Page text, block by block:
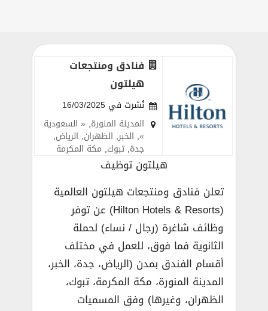
فنادق ومنتجعات
هيلتون
نُشرت في 16/03/2025
المدينة المنورة, « السعودية
»
, الخبر, الظهران, الرياض,
جدة,تبوك, مكة المكرمة
هيلتون توظيف
تعلن فنادق ومنتجعات هيلتون العالمية
(Hilton Hotels & Resorts) عن توفر
وظائف شاغرة (رجال / نساء) لحملة
الثانوية فما فوق، للعمل في مختلف
أقسام الفندق بمدن (الرياض، جدة، الخبر،
المدينة المنورة، مكة المكرمة، تبوك،
الظهران، وغيرها) وفق المسميات